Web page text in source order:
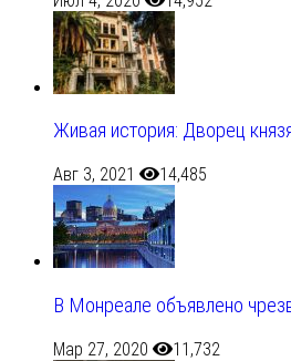
Живая история: Дворец
Авг 3, 2021 14,485
В Монреале объявлено
Мар 27, 2020 11,732